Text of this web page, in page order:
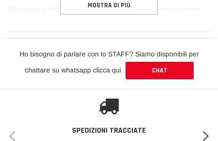
Ultra Racing is a Malaysian-based manufacturer and specialist in chassis
and manufactures high quality strut and chassis bars for all types of
Through intensive research, followed by street and race track testing, Ultra
Racing bars are proven to provide dynamic safety, ultimate road traction and
Ultra Racing chassis reinforcement bars. Thus, increasing handling and
response, improved steering precision under high loads such as cornering
MOSTRA DI PIÙ
Ho bisogno di parlare con lo STAFF? Siamo disponibili per
chattare su whatsapp clicca qui CHAT
SPEDIZIONI TRACCIATE